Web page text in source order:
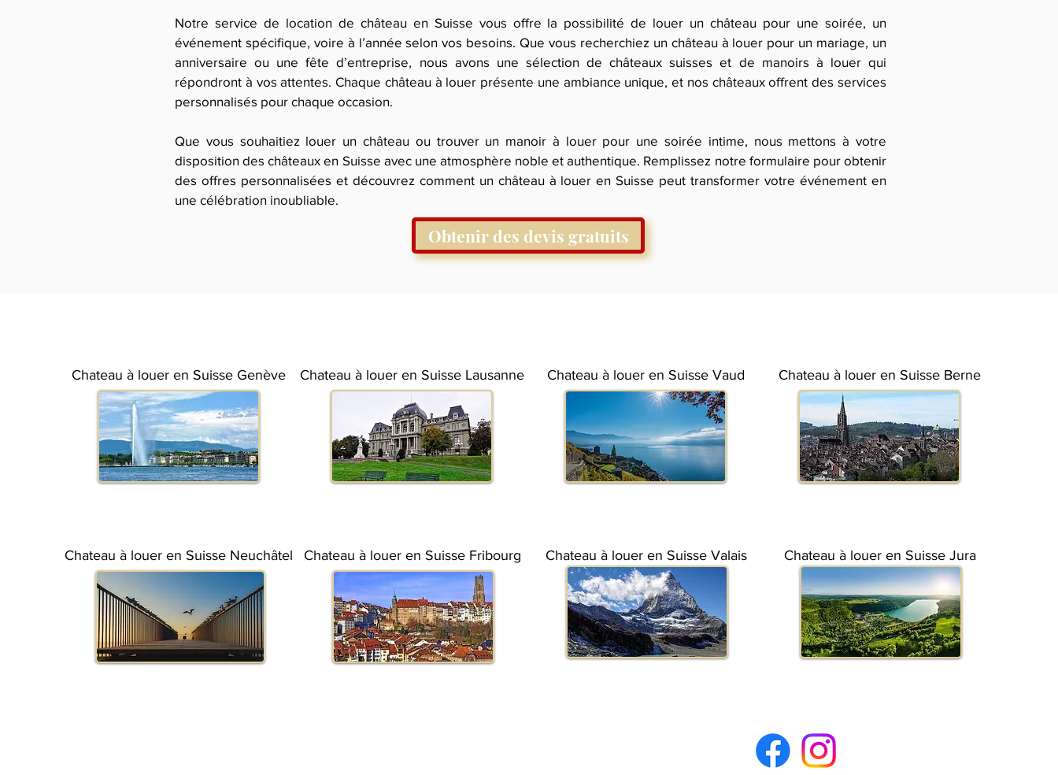
Notre service de location de château en Suisse vous offre la possibilité de louer un château pour une soirée, un
événement spécifique, voire à l’année selon vos besoins. Que vous recherchiez un château à louer pour un mariage, un
anniversaire ou une fête d’entreprise, nous avons une sélection de châteaux suisses et de manoirs à louer qui
répondront à vos attentes. Chaque château à louer présente une ambiance unique, et nos châteaux offrent des services
personnalisés pour chaque occasion.
Que vous souhaitiez louer un château ou trouver un manoir à louer pour une soirée intime, nous mettons à votre
disposition des châteaux en Suisse avec une atmosphère noble et authentique. Remplissez notre formulaire pour obtenir
des offres personnalisées et découvrez comment un château à louer en Suisse peut transformer votre événement en
une célébration inoubliable.
Obtenir des devis gratuits
Chateau à louer en Suisse Genève Chateau à louer en Suisse Lausanne Chateau à louer en Suisse Vaud Chateau à louer en Suisse Berne
Chateau à louer en Suisse Neuchâtel Chateau à louer en Suisse Fribourg Chateau à louer en Suisse Valais Chateau à louer en Suisse Jura